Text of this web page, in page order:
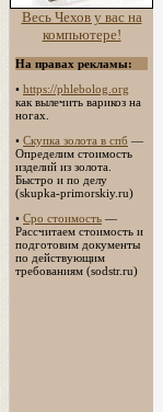
Весь Чехов у вас на
компьютере!
На правах рекламы:
• https://phlebolog.org
как вылечить варикоз на
ногах.
• Скупка золота в спб —
Определим стоимость
изделий из золота.
Быстро и по делу
(skupka-primorskiy.ru)
• Сро стоимость —
Рассчитаем стоимость и
подготовим документы
по действующим
требованиям (sodstr.ru)